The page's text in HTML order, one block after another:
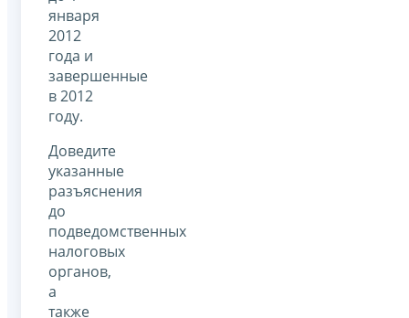
января
2012
года и
завершенные
в 2012
году.
Доведите
указанные
разъяснения
до
подведомственных
налоговых
органов,
а
также